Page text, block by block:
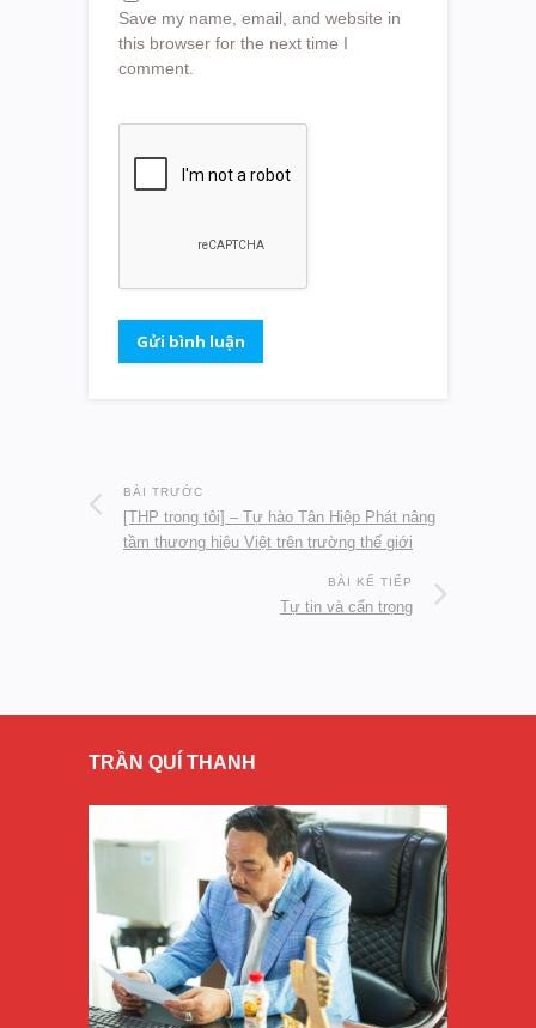
Save my name, email, and website in
this browser for the next time I
comment.
BÀI TRƯỚC
[THP trong tôi] – Tự hào Tân Hiệp Phát nâng
tầm thương hiệu Việt trên trường thế giới
BÀI KẾ TIẾP
Tự tin và cẩn trọng
TRẦN QUÍ THANH